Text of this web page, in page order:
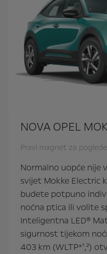
NOVA OPEL
Pravi magnet za
Normalno uopće nije
svijet Mokke Electric
budete potpuno
noćna ptica ili volite
Inteligentna LED®
sigurnost tijekom
403 km (WLTP*¹,²)